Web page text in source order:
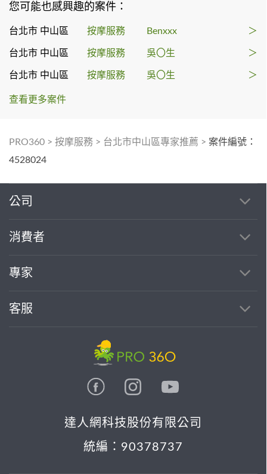
您可能也感興趣的案件：
台北市 中山區 按摩服務 Benxxx ＞
台北市 中山區 按摩服務 吳〇生 ＞
台北市 中山區 按摩服務 吳〇生 ＞
查看更多案件
PRO360 > 按摩服務 > 台北市中山區專家推薦 > 案件編號：
4528024
公司
消費者
專家
客服
達人網科技股份有限公司
統編：90378737